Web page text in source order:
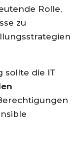
Rolle,
zu
sollte die IT